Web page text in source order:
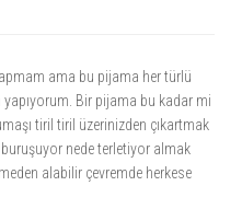
ama bu pijama her türlü
Bir pijama bu kadar mi
tiril tiril üzerinizden çıkartmak
nede terletiyor almak
alabilir çevremde herkese